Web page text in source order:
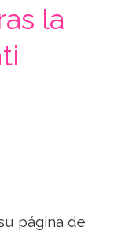
la
página de